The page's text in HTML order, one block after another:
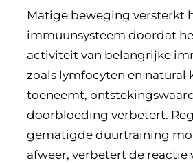
Matige beweging versterkt
immuunsysteem doordat
activiteit van belangrijke
zoals lymfocyten en natural
toeneemt,
doorbloeding verbetert.
gematigde duurtraining
afweer, verbetert de reactie